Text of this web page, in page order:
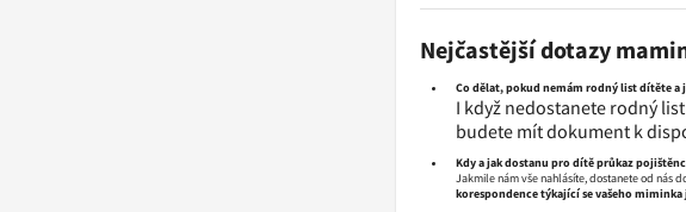
Nejčastější dotazy
Co dělat, pokud nemám rodný list dítěte
I když nedostanete rodný
budete mít dokument k
Kdy a jak dostanu pro dítě průkaz
Jakmile nám vše nahlásíte, dostanete od nás
korespondence týkající se vašeho